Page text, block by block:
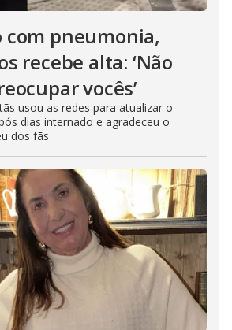
com pneumonia,
recebe alta: ‘Não
vocês’
usou as redes para atualizar o
dias internado e agradeceu o
dos fãs